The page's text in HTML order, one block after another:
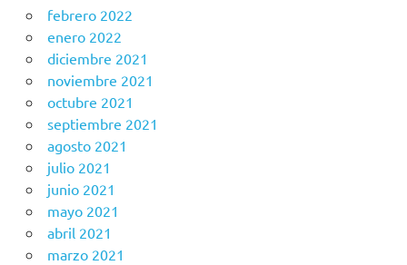
febrero 2022
enero 2022
diciembre 2021
noviembre 2021
octubre 2021
septiembre 2021
agosto 2021
julio 2021
junio 2021
mayo 2021
abril 2021
marzo 2021